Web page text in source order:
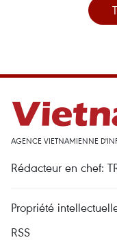
AGENCE VIETNAMIENNE
Rédacteur en chef:
Propriété
RSS